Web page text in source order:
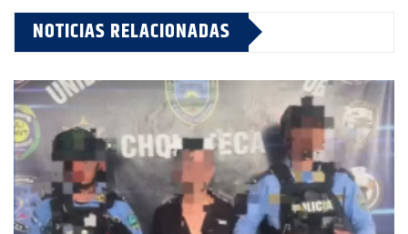
NOTICIAS RELACIONADAS